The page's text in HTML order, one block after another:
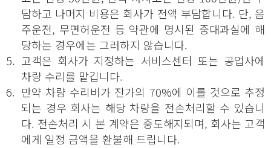
담하고 나머지 비용은 회사가 전액 부담합니다. 단, 음
주운전, 무면허운전 등 약관에 명시된 중대과실에 해
당하는 경우에는 그러하지 않습니다.
5. 고객은 회사가 지정하는 서비스센터 또는 공업사에
차량 수리를 맡깁니다.
6. 만약 차량 수리비가 잔가의 70%에 이를 것으로 추정
되는 경우 회사는 해당 차량을 전손처리할 수 있습니
다. 전손처리 시 본 계약은 중도해지되며, 회사는 고객
에게 일정 금액을 환불해 드립니다.